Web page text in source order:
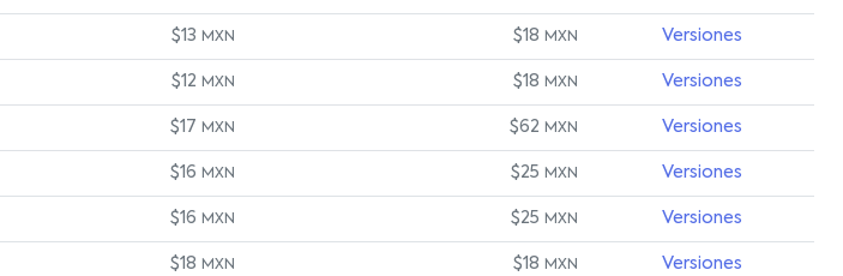
$13 MXN $18 MXN Versiones
$12 MXN $18 MXN Versiones
$17 MXN $62 MXN Versiones
$16 MXN $25 MXN Versiones
$16 MXN $25 MXN Versiones
$18 MXN $18 MXN Versiones